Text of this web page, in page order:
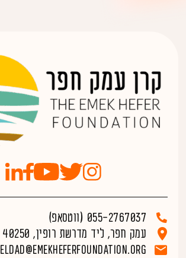
055-2767037 (ווטסאפ)
עמק חפר, ליד מדרשת רופין, 40250
Eldad@emekheferfoundation.org